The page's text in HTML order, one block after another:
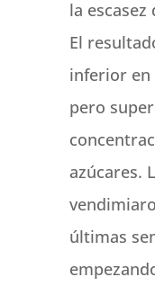
la escasez
El
inferior en
pero
azúcares.
últimas